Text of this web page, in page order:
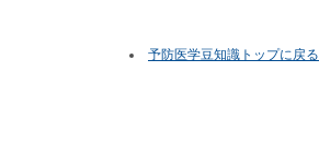
予防医学豆知識トップに戻る